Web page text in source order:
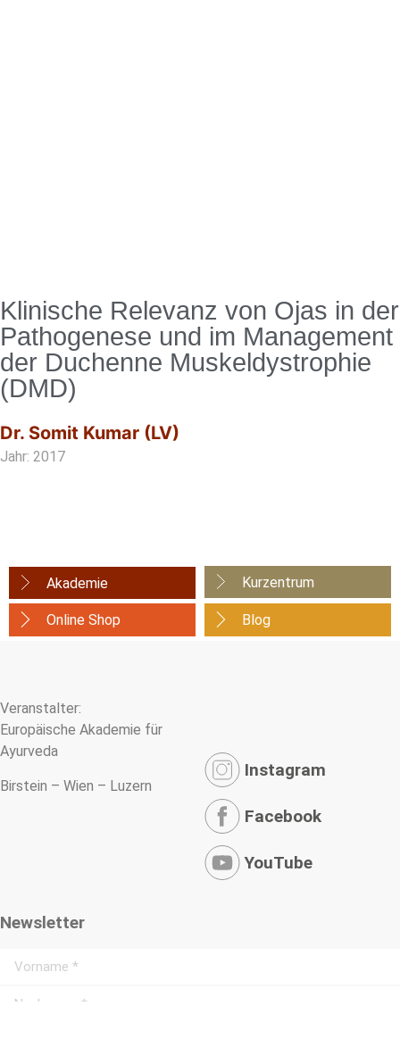
Klinische Relevanz von Ojas in der
Pathogenese und im Management
der Duchenne Muskeldystrophie
(DMD)
Dr. Somit Kumar (LV)
Jahr: 2017
Akademie Kurzentrum
Online Shop Blog
Veranstalter:
Europäische Akademie für
Ayurveda
Birstein – Wien – Luzern
Instagram
Facebook
YouTube
Newsletter